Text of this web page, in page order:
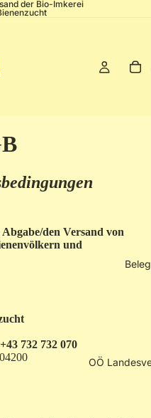
der Bio-Imkerei
OÖ
den Versand von
und
+43 732 732 070